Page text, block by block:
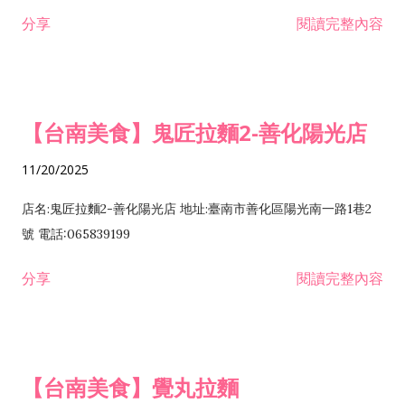
分享 閱讀完整內容
【台南美食】鬼匠拉麵2-善化陽光店
11/20/2025
店名:鬼匠拉麵2-善化陽光店 地址:臺南市善化區陽光南一路1巷2
號 電話:065839199
分享 閱讀完整內容
【台南美食】覺丸拉麵